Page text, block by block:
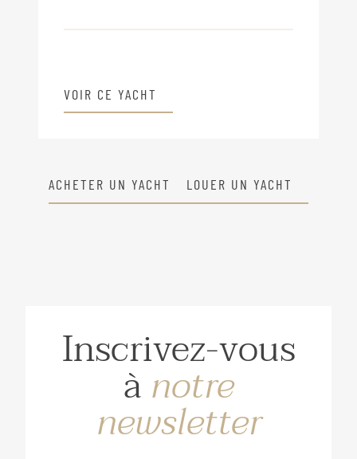
VOIR CE YACHT
ACHETER UN YACHT LOUER UN YACHT
Inscrivez-vous
ànotre
newsletter